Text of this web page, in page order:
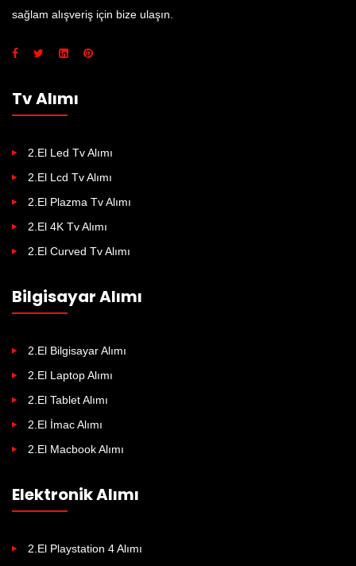
sağlam alışveriş için bize ulaşın.
Tv Alımı
2.El Led Tv Alımı
2.El Lcd Tv Alımı
2.El Plazma Tv Alımı
2.El 4K Tv Alımı
2.El Curved Tv Alımı
Bilgisayar Alımı
2.El Bilgisayar Alımı
2.El Laptop Alımı
2.El Tablet Alımı
2.El İmac Alımı
2.El Macbook Alımı
Elektronik Alımı
2.El Playstation 4 Alımı